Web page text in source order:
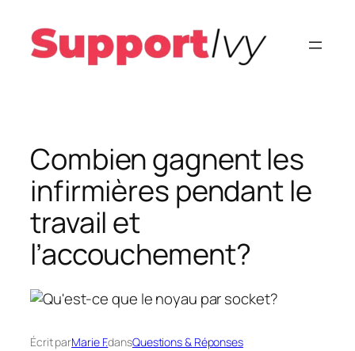
contenu
Combien gagnent les
infirmières pendant le
travail et
l’accouchement?
Écrit parMarie F.dansQuestions & Réponses